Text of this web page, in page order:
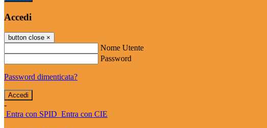
Accedi
button close ×
Nome Utente
Password
Password dimenticata?
-
Entra con SPID Entra con CIE